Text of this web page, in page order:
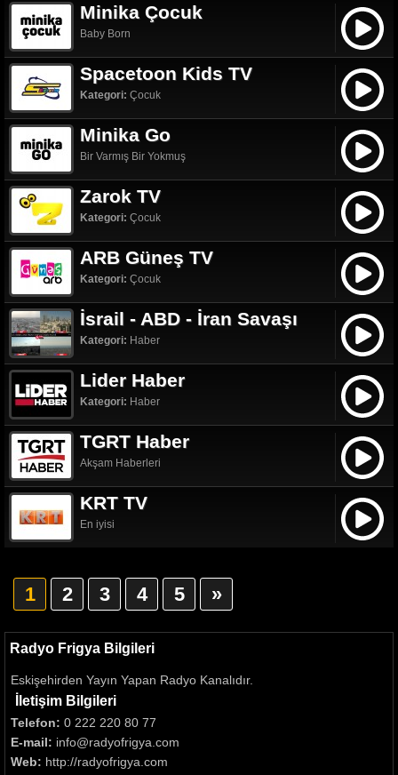
Minika Çocuk
Baby Born
Spacetoon Kids TV
Kategori: Çocuk
Minika Go
Bir Varmış Bir Yokmuş
Zarok TV
Kategori: Çocuk
ARB Güneş TV
Kategori: Çocuk
İsrail - ABD - İran Savaşı
Kategori: Haber
Lider Haber
Kategori: Haber
TGRT Haber
Akşam Haberleri
KRT TV
En iyisi
1 2 3 4 5 »
Radyo Frigya Bilgileri
Eskişehirden Yayın Yapan Radyo Kanalıdır.
İletişim Bilgileri
Telefon: 0 222 220 80 77
E-mail: info@radyofrigya.com
Web: http://radyofrigya.com